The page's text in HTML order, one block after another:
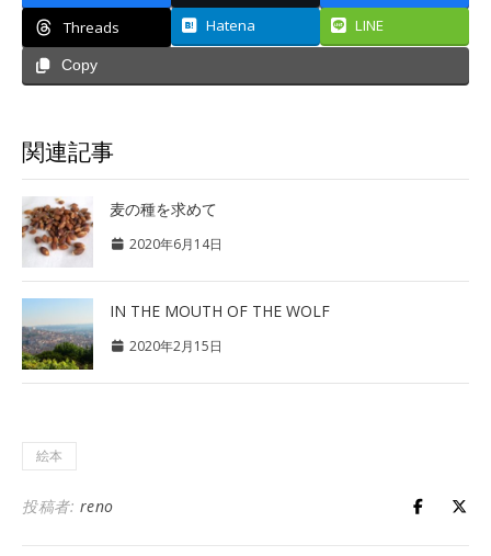
Threads
Hatena LINE
Copy
関連記事
麦の種を求めて
2020年6月14日
IN THE MOUTH OF THE WOLF
2020年2月15日
絵本
投稿者: reno